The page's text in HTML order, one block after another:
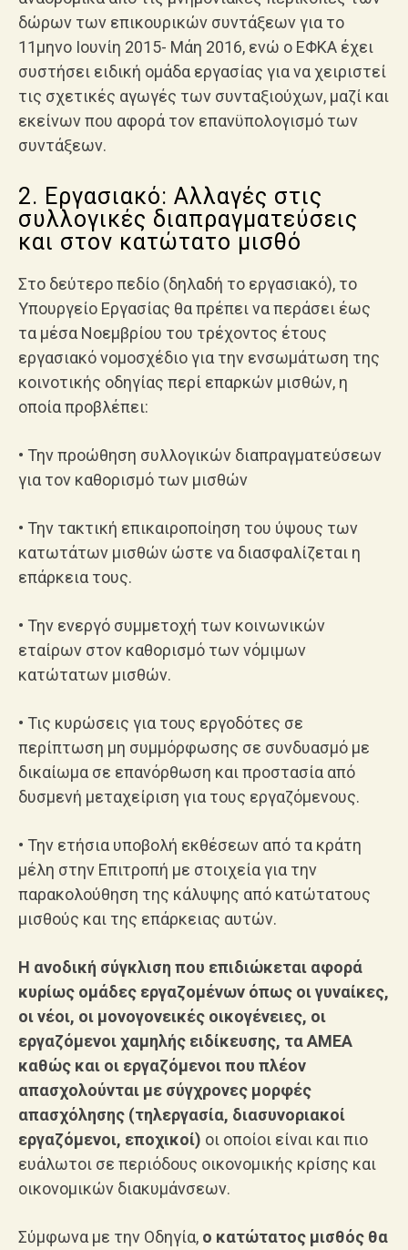
δώρων των επικουρικών συντάξεων για το
11μηνο Ιουνίη 2015- Μάη 2016, ενώ ο ΕΦΚΑ έχει
συστήσει ειδική ομάδα εργασίας για να χειριστεί
τις σχετικές αγωγές των συνταξιούχων, μαζί και
εκείνων που αφορά τον επανϋπολογισμό των
συντάξεων.
2. Εργασιακό: Αλλαγές στις
συλλογικές διαπραγματεύσεις
και στον κατώτατο μισθό
Στο δεύτερο πεδίο (δηλαδή το εργασιακό), το
Υπουργείο Εργασίας θα πρέπει να περάσει έως
τα μέσα Νοεμβρίου του τρέχοντος έτους
εργασιακό νομοσχέδιο για την ενσωμάτωση της
κοινοτικής οδηγίας περί επαρκών μισθών, η
οποία προβλέπει:
• Την προώθηση συλλογικών διαπραγματεύσεων
για τον καθορισμό των μισθών
• Την τακτική επικαιροποίηση του ύψους των
κατωτάτων μισθών ώστε να διασφαλίζεται η
επάρκεια τους.
• Την ενεργό συμμετοχή των κοινωνικών
εταίρων στον καθορισμό των νόμιμων
κατώτατων μισθών.
• Τις κυρώσεις για τους εργοδότες σε
περίπτωση μη συμμόρφωσης σε συνδυασμό με
δικαίωμα σε επανόρθωση και προστασία από
δυσμενή μεταχείριση για τους εργαζόμενους.
• Την ετήσια υποβολή εκθέσεων από τα κράτη
μέλη στην Επιτροπή με στοιχεία για την
παρακολούθηση της κάλυψης από κατώτατους
μισθούς και της επάρκειας αυτών.
Η ανοδική σύγκλιση που επιδιώκεται αφορά
κυρίως ομάδες εργαζομένων όπως οι γυναίκες,
οι νέοι, οι μονογονεικές οικογένειες, οι
εργαζόμενοι χαμηλής ειδίκευσης, τα ΑΜΕΑ
καθώς και οι εργαζόμενοι που πλέον
απασχολούνται με σύγχρονες μορφές
απασχόλησης (τηλεργασία, διασυνοριακοί
εργαζόμενοι, εποχικοί) οι οποίοι είναι και πιο
ευάλωτοι σε περιόδους οικονομικής κρίσης και
οικονομικών διακυμάνσεων.
Σύμφωνα με την Οδηγία, ο κατώτατος μισθός θα